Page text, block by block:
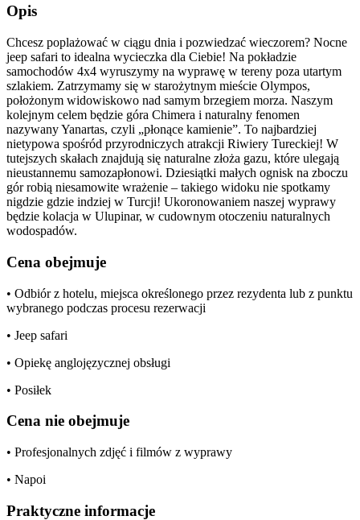
Opis
Chcesz poplażować w ciągu dnia i pozwiedzać wieczorem? Nocne
jeep safari to idealna wycieczka dla Ciebie! Na pokładzie
samochodów 4x4 wyruszymy na wyprawę w tereny poza utartym
szlakiem. Zatrzymamy się w starożytnym mieście Olympos,
położonym widowiskowo nad samym brzegiem morza. Naszym
kolejnym celem będzie góra Chimera i naturalny fenomen
nazywany Yanartas, czyli „płonące kamienie”. To najbardziej
nietypowa spośród przyrodniczych atrakcji Riwiery Tureckiej! W
tutejszych skałach znajdują się naturalne złoża gazu, które ulegają
nieustannemu samozapłonowi. Dziesiątki małych ognisk na zboczu
gór robią niesamowite wrażenie – takiego widoku nie spotkamy
nigdzie gdzie indziej w Turcji! Ukoronowaniem naszej wyprawy
będzie kolacja w Ulupinar, w cudownym otoczeniu naturalnych
wodospadów.
Cena obejmuje
• Odbiór z hotelu, miejsca określonego przez rezydenta lub z punktu
wybranego podczas procesu rezerwacji
• Jeep safari
• Opiekę anglojęzycznej obsługi
• Posiłek
Cena nie obejmuje
• Profesjonalnych zdjęć i filmów z wyprawy
• Napoi
Praktyczne informacje